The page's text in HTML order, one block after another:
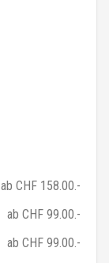
ab CHF 158.00.-
ab CHF 99.00.-
ab CHF 99.00.-